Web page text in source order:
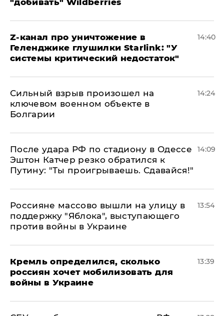
Z-канал про уничтожение в
Геленджике глушилки Starlink: "У
системы критический недостаток"
14:40
Сильный взрыв произошел на
ключевом военном объекте в
Болгарии
14:24
После удара РФ по стадиону в Одессе
Эштон Катчер резко обратился к
Путину: "Ты проигрываешь. Сдавайся!"
14:09
Россияне массово вышли на улицу в
поддержку "Яблока", выступающего
против войны в Украине
13:54
Кремль определился, сколько
россиян хочет мобилизовать для
войны в Украине
13:39